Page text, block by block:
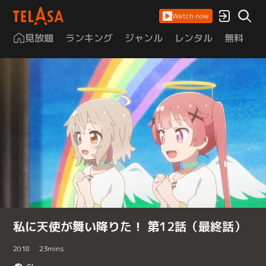
Watch now
見放題 ランキング ジャンル レンタル 無料
私に天使が舞い降りた！ 第12話（最終話）
2018 23mins